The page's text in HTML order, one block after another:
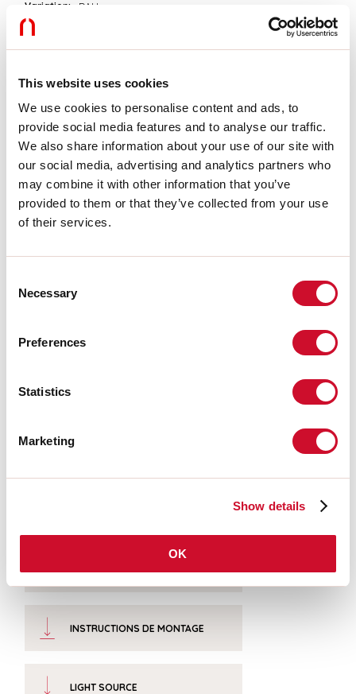
This website uses cookies
We use cookies to personalise content and ads, to
provide social media features and to analyse our traffic.
We also share information about your use of our site with
our social media, advertising and analytics partners who
may combine it with other information that you’ve
provided to them or that they’ve collected from your use
of their services.
Selection
Necessary
Preferences
Statistics
Marketing
Show details
OK
Variation:
DALI
Urgence:
L:
Garantie:
5 ans
Données techniques
Puissance réelle luminaire:
10W
Flux lumineux luminaire:
734lm
IP:
20
N° de driver par produit:
1
Tension d’alimentation:
SELV:
Sì
Source lumineuse:
IRC:
>90
INSTRUCTIONS DE MONTAGE
LIGHT SOURCE